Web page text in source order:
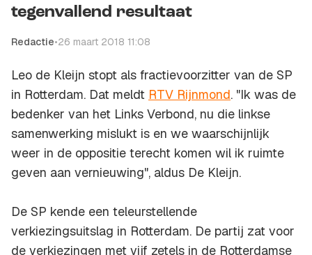
tegenvallend resultaat
Redactie•26 maart 2018 11:08
Leo de Kleijn stopt als fractievoorzitter van de SP
in Rotterdam. Dat meldt RTV Rijnmond. "Ik was de
bedenker van het Links Verbond, nu die linkse
samenwerking mislukt is en we waarschijnlijk
weer in de oppositie terecht komen wil ik ruimte
geven aan vernieuwing", aldus De Kleijn.
De SP kende een teleurstellende
verkiezingsuitslag in Rotterdam. De partij zat voor
de verkiezingen met vijf zetels in de Rotterdamse